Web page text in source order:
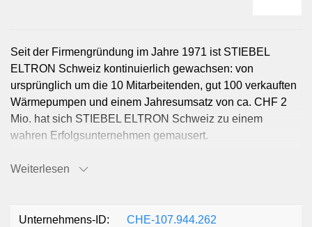
Seit der Firmengründung im Jahre 1971 ist STIEBEL
ELTRON Schweiz kontinuierlich gewachsen: von
ursprünglich um die 10 Mitarbeitenden, gut 100 verkauften
Wärmepumpen und einem Jahresumsatz von ca. CHF 2
Mio. hat sich STIEBEL ELTRON Schweiz zu einem
wahren Erfolgsunternehmen gemausert.
Mittlerweile werden in der Schweiz über 150 Mitarbeitende
Weiterlesen
Unternehmens-ID: CHE-107.944.262